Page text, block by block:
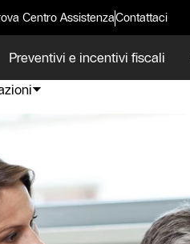
Centro AssistenzaContattaci
Preventivi e incentivi fiscali